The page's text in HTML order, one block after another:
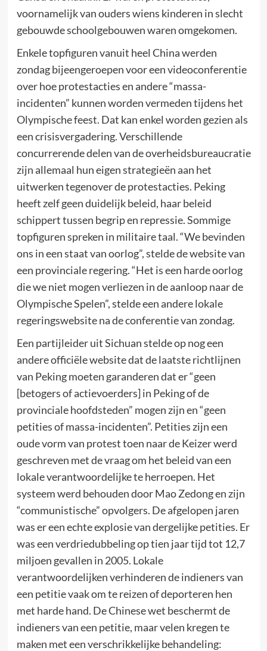
voornamelijk van ouders wiens kinderen in slecht
gebouwde schoolgebouwen waren omgekomen.
Enkele topfiguren vanuit heel China werden
zondag bijeengeroepen voor een videoconferentie
over hoe protestacties en andere “massa-
incidenten” kunnen worden vermeden tijdens het
Olympische feest. Dat kan enkel worden gezien als
een crisisvergadering. Verschillende
concurrerende delen van de overheidsbureaucratie
zijn allemaal hun eigen strategieën aan het
uitwerken tegenover de protestacties. Peking
heeft zelf geen duidelijk beleid, haar beleid
schippert tussen begrip en repressie. Sommige
topfiguren spreken in militaire taal. “We bevinden
ons in een staat van oorlog”, stelde de website van
een provinciale regering. “Het is een harde oorlog
die we niet mogen verliezen in de aanloop naar de
Olympische Spelen”, stelde een andere lokale
regeringswebsite na de conferentie van zondag.
Een partijleider uit Sichuan stelde op nog een
andere officiële website dat de laatste richtlijnen
van Peking moeten garanderen dat er “geen
[betogers of actievoerders] in Peking of de
provinciale hoofdsteden” mogen zijn en “geen
petities of massa-incidenten”. Petities zijn een
oude vorm van protest toen naar de Keizer werd
geschreven met de vraag om het beleid van een
lokale verantwoordelijke te herroepen. Het
systeem werd behouden door Mao Zedong en zijn
“communistische” opvolgers. De afgelopen jaren
was er een echte explosie van dergelijke petities. Er
was een verdriedubbeling op tien jaar tijd tot 12,7
miljoen gevallen in 2005. Lokale
verantwoordelijken verhinderen de indieners van
een petitie vaak om te reizen of deporteren hen
met harde hand. De Chinese wet beschermt de
indieners van een petitie, maar velen kregen te
maken met een verschrikkelijke behandeling: